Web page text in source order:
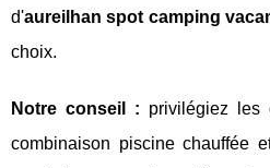
d'aureilhan spot camping
choix.
Notre conseil : privilégiez les
combinaison piscine chauffée